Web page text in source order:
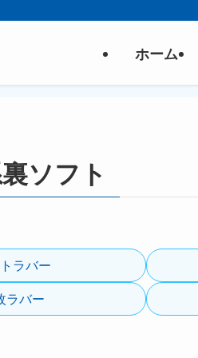
ホーム
ソフト
ラバー
ラバー